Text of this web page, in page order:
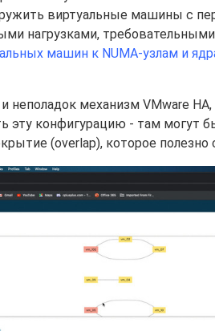
виртуальные машины с
нагрузками,
машин к NUMA-узлам и
неполадок механизм VMware
эту конфигурацию - там могут
(overlap), которое